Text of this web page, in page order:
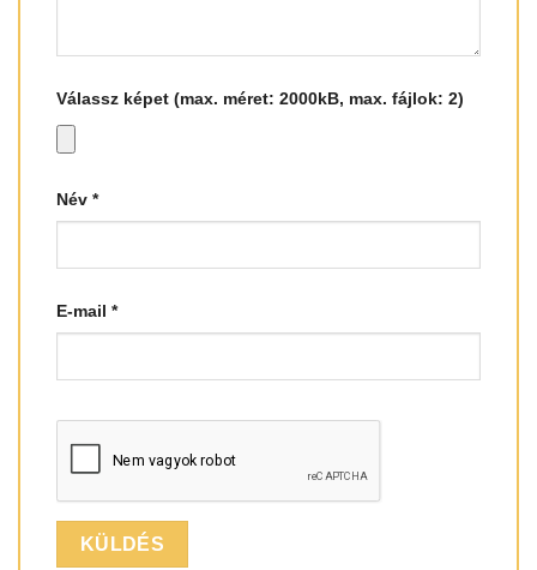
Válassz képet (max. méret: 2000kB, max. fájlok: 2)
Név *
E-mail *